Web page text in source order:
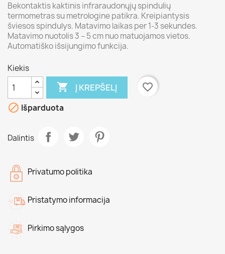
Bekontaktis kaktinis infraraudonųjų spindulių
termometras su metrologine patikra. Kreipiantysis
šviesos spindulys. Matavimo laikas per 1-3 sekundes.
Matavimo nuotolis 3 – 5 cm nuo matuojamos vietos.
Automatiško išsijungimo funkcija.
Kiekis
 Į KREPŠELĮ
favorite_border
 Išparduota
Dalintis
Privatumo politika
Pristatymo informacija
Pirkimo sąlygos